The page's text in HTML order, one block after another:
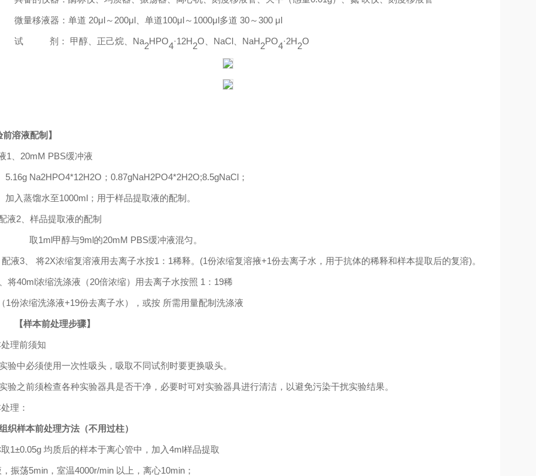
微量移液器：单道 20μl～ 200μl、单道100μl～ 1000μl多道 30～300 μl
试剂： 甲醇、正己烷、 Na2HPO4·12H2O NaCl、 NaH2PO4·2H2O
前溶液配制】
1、20mM PBS缓冲液
Na2HPO4*12H2O；0.87gNaH2PO4*2H2O;8.5gNaCl；
入蒸馏水至1000ml；用于样品提取液的配制。
液2、样品提取液的配制
取1ml甲醇与9ml的20mM PBS缓冲液混匀。
配液3、 将2X浓缩复溶液用去离子水按1 ： 1稀释。 (1份浓缩复溶掖+1份去离子水，用于抗体的稀释和样本提取后的复溶)。
将40ml浓缩洗涤液（20倍浓缩）用去离子水按照 1 ： 19稀
1份浓缩洗涤液+19份去离子水），或按 所需用量配制洗涤液
【样本前处理步骤】
理前须知
验中必须使用一次性吸头，吸取不同试剂时要更换吸头。
验之前须检查各种实验器具是否干净，必要时可对实验器具进行清洁，以避免污染干扰实验结果。
理：
织样本前处理方法（不用过柱）
1±0.05g 均质后的样本于离心管中，加入4ml样品提取
振荡5min，室温4000r/min以上，离心10min；